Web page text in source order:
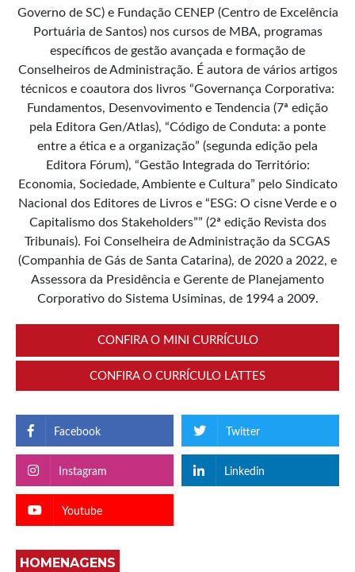
Governo de SC) e Fundação CENEP (Centro de Excelência
Portuária de Santos) nos cursos de MBA, programas
específicos de gestão avançada e formação de
Conselheiros de Administração. É autora de vários artigos
técnicos e coautora dos livros “Governança Corporativa:
Fundamentos, Desenvovimento e Tendencia (7ª edição
pela Editora Gen/Atlas), “Código de Conduta: a ponte
entre a ética e a organização” (segunda edição pela
Editora Fórum), “Gestão Integrada do Território:
Economia, Sociedade, Ambiente e Cultura” pelo Sindicato
Nacional dos Editores de Livros e “ESG: O cisne Verde e o
Capitalismo dos Stakeholders”” (2ª edição Revista dos
Tribunais). Foi Conselheira de Administração da SCGAS
(Companhia de Gás de Santa Catarina), de 2020 a 2022, e
Assessora da Presidência e Gerente de Planejamento
Corporativo do Sistema Usiminas, de 1994 a 2009.
CONFIRA O MINI CURRÍCULO
CONFIRA O CURRÍCULO LATTES
Facebook Twitter
Instagram Linkedin
Youtube
HOMENAGENS